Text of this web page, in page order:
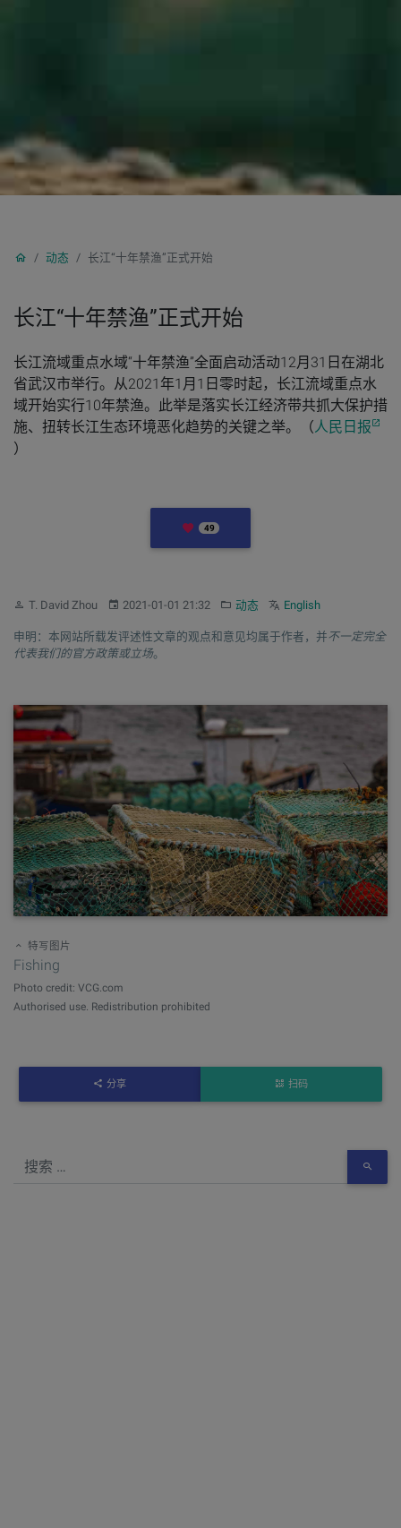
动态 长江“十年禁渔”正式开始
长江“十年禁渔”正式开始
长江流域重点水域“十年禁渔”全面启动活动12月31日在湖北
省武汉市举行。从2021年1月1日零时起，长江流域重点水
域开始实行10年禁渔。此举是落实长江经济带共抓大保护措
施、扭转长江生态环境恶化趋势的关键之举。（ 人民日报
）
49LIKES
作者：
T. David Zhou 发布：2021-01-01 21:32 分类：
动态 Other languages:
English
申明：本网站所载发评述性文章的观点和意见均属于作者，并 不一定完全
代表我们的官方政策或立场。
特写图片
Fishing
Photo credit: VCG.com
Authorised use. Redistribution prohibited
分享 扫码